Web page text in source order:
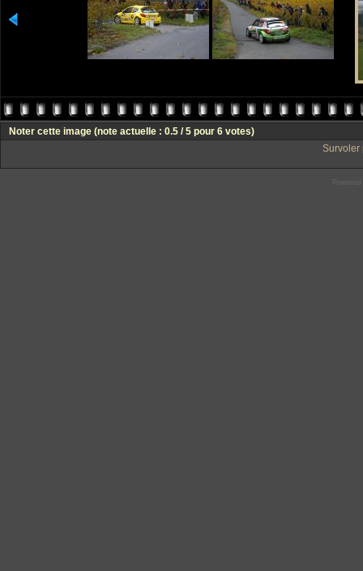
Noter cette image (note actuelle : 0.5 / 5 pour 6 votes)
Survoler